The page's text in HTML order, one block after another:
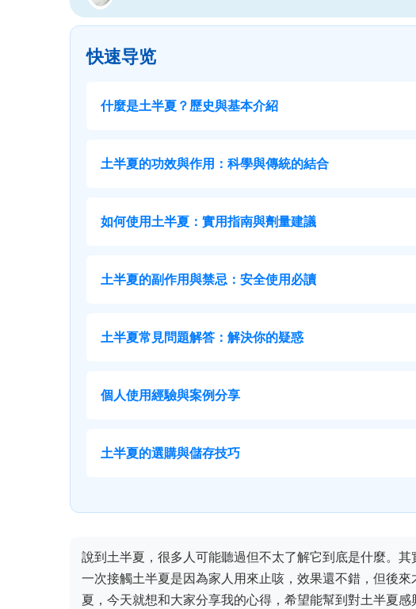
快速导览
什麼是土半夏？歷史與基本介紹
土半夏的功效與作用：科學與傳統的結合
如何使用土半夏：實用指南與劑量建議
土半夏的副作用與禁忌：安全使用必讀
土半夏常見問題解答：解決你的疑惑
個人使用經驗與案例分享
土半夏的選購與儲存技巧
說到土半夏，很多人可能聽過但不太了解它到底是什麼。
一次接觸土半夏是因為家人用來止咳，效果還不錯，但後
夏，今天就想和大家分享我的心得，希望能幫到對土半夏感